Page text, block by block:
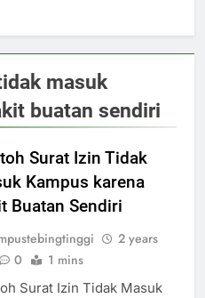
masuk
buatan sendiri
Surat Izin Tidak
Kampus karena
Buatan Sendiri
2 years
0 1 mins
Surat Izin Tidak Masuk